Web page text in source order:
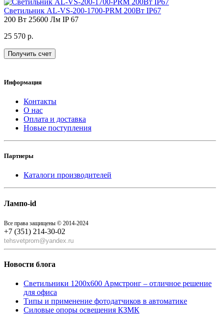
Светильник AL-VS-200-1700-PRM 200Вт IP67
200 Вт 25600 Лм IP 67
25 570 р.
Получить счет
Информация
Контакты
О нас
Оплата и доставка
Новые поступления
Партнеры
Каталоги производителей
Лампо-id
Все права защищены © 2014-2024
+7 (351) 214-30-02
tehsvetprom@yandex.ru
Новости блога
Светильники 1200x600 Армстронг – отличное решение
для офиса
Типы и применение фотодатчиков в автоматике
Силовые опоры освещения КЗМК